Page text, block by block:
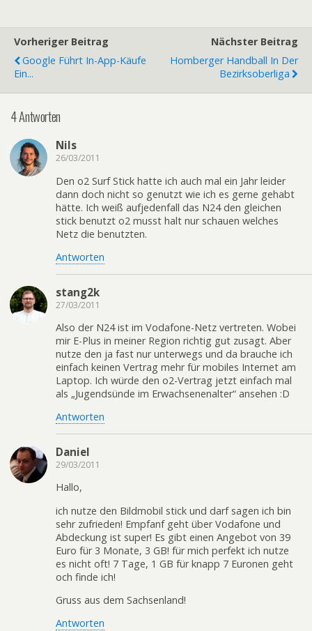
Vorheriger Beitrag
Google Führt In-App-Käufe
Ein...
Nächster Beitrag
Homberger Handball In Der
Bezirksoberliga
4 Antworten
Nils
26/03/2011
Den o2 Surf Stick hatte ich auch mal ein Jahr leider
dann doch nicht so genutzt wie ich es gerne gehabt
hätte. Ich weiß aufjedenfall das N24 den gleichen
stick benutzt o2 musst halt nur schauen welches
Netz die benutzten.
Antworten
stang2k
27/03/2011
Also der N24 ist im Vodafone-Netz vertreten. Wobei
mir E-Plus in meiner Region richtig gut zusagt. Aber
nutze den ja fast nur unterwegs und da brauche ich
einfach keinen Vertrag mehr für mobiles Internet am
Laptop. Ich würde den o2-Vertrag jetzt einfach mal
als „Jugendsünde im Erwachsenenalter“ ansehen :D
Antworten
Daniel
29/03/2011
Hallo,
ich nutze den Bildmobil stick und darf sagen ich bin
sehr zufrieden! Empfanf geht über Vodafone und
Abdeckung ist super! Es gibt einen Angebot von 39
Euro für 3 Monate, 3 GB! für mich perfekt ich nutze
es nicht oft! 7 Tage, 1 GB für knapp 7 Euronen geht
och finde ich!
Gruss aus dem Sachsenland!
Antworten